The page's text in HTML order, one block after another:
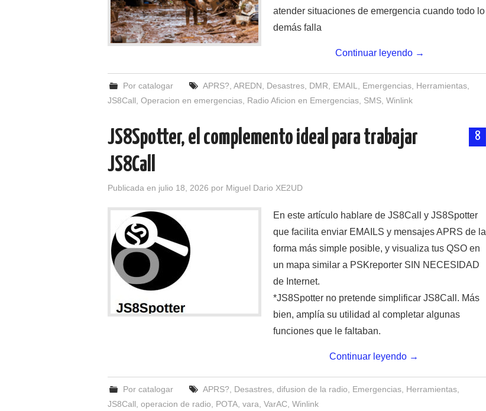
atender situaciones de emergencia cuando todo lo
demás falla
Continuar leyendo →
Por catalogar APRS? AREDN Desastres, DMR EMAIL Emergencias, Herramientas,
JS8Call Operacion en emergencias Radio Aficion en Emergencias SMS Winlink
8
JS8Spotter, el complemento ideal para trabajar
JS8Call
Publicada en julio 18, 2026 por Miguel Dario XE2UD
En este artículo hablare de JS8Call y JS8Spotter
que facilita enviar EMAILS y mensajes APRS de la
forma más simple posible, y visualiza tus QSO en
un mapa similar a PSKreporter SIN NECESIDAD
de Internet.
*JS8Spotter no pretende simplificar JS8Call. Más
bien, amplía su utilidad al completar algunas
funciones que le faltaban.
Continuar leyendo →
Por catalogar APRS? Desastres, difusion de la radio Emergencias, Herramientas,
JS8Call operacion de radio POTA vara VarAC Winlink